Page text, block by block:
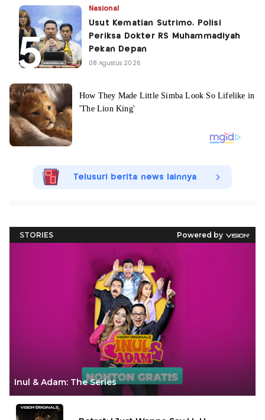
Nasional
Usut Kematian Sutrimo, Polisi
Periksa Dokter RS Muhammadiyah
Pekan Depan
08 Agustus 2026
Telusuri berita news lainnya